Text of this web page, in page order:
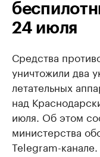
24 июля
Средства
уничтожили два
летательных
над
июля. Об этом
министерства
Telegram-канале.